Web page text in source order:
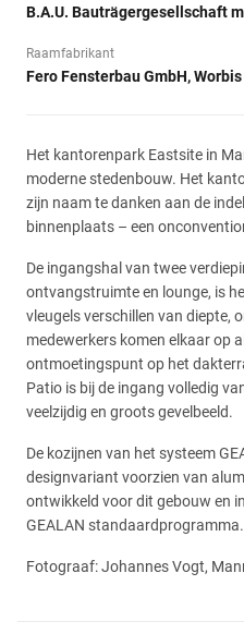
B.A.U. Bauträgergesellschaft
Raamfabrikant
Fero Fensterbau GmbH, Worbis
Het kantorenpark Eastsite in
moderne stedenbouw. Het
zijn naam te danken aan de
binnenplaats – een
De ingangshal van twee
ontvangstruimte en lounge, is
vleugels verschillen van diepte,
medewerkers komen elkaar op
ontmoetingspunt op het
Patio is bij de ingang volledig
veelzijdig en groots gevelbeeld.
De kozijnen van het systeem
designvariant voorzien van
ontwikkeld voor dit gebouw en
GEALAN standaardprogramma.
Fotograaf: Johannes Vogt,